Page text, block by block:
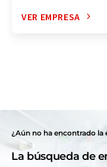
VER EMPRESA
¿Aún no ha encontrado la
La búsqueda de